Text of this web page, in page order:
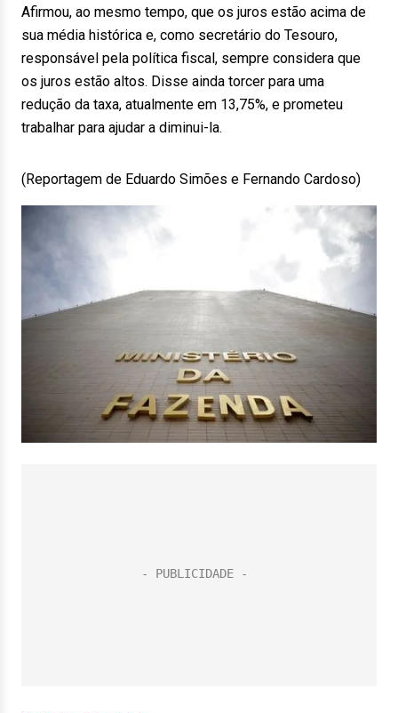
Afirmou, ao mesmo tempo, que os juros estão acima de
sua média histórica e, como secretário do Tesouro,
responsável pela política fiscal, sempre considera que
os juros estão altos. Disse ainda torcer para uma
redução da taxa, atualmente em 13,75%, e prometeu
trabalhar para ajudar a diminui-la.
(Reportagem de Eduardo Simões e Fernando Cardoso)